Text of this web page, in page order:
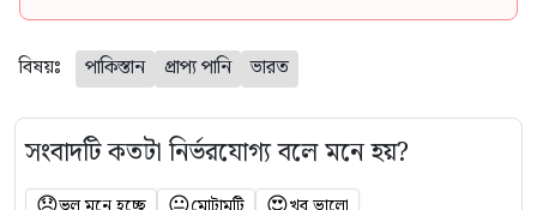
বিষয়ঃ পাকিস্তান প্রাপ্য পানি ভারত
সংবাদটি কতটা নির্ভরযোগ্য বলে মনে হয়?